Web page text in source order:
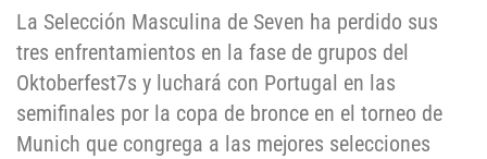
La Selección Masculina de Seven ha perdido sus
tres enfrentamientos en la fase de grupos del
Oktoberfest7s y luchará con Portugal en las
semifinales por la copa de bronce en el torneo de
Munich que congrega a las mejores selecciones